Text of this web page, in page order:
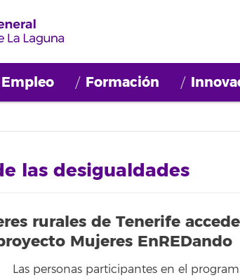
Empleo Formación
las desigualdades
rurales de Tenerife
Mujeres EnREDando
Las personas participantes en el